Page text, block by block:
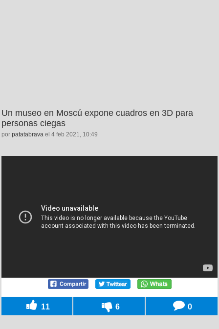
Un museo en Moscú expone cuadros en 3D para
personas ciegas
por patatabrava el 4 feb 2021, 10:49
11 6 0